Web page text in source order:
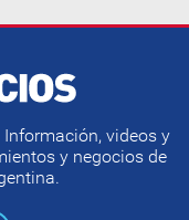
videos y
y negocios de